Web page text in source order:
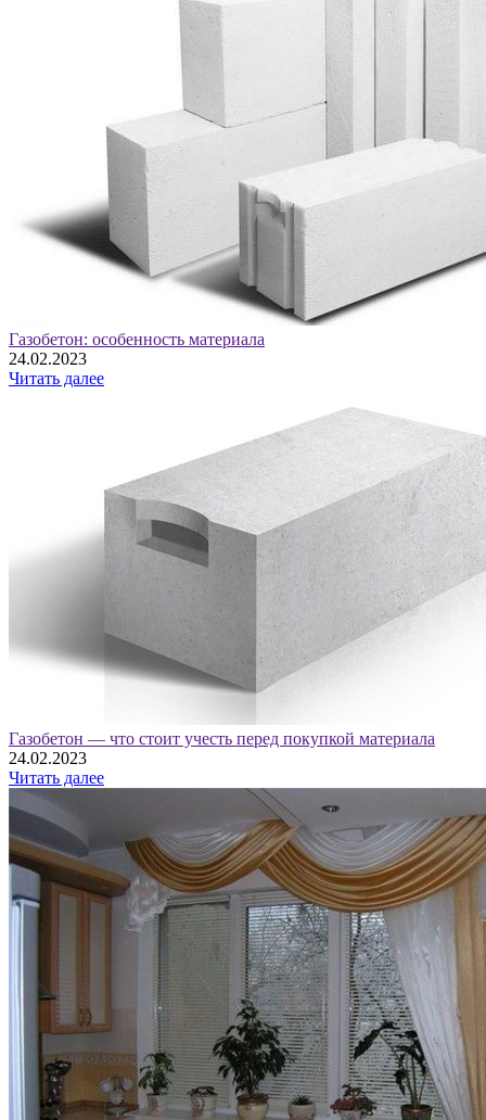
Газобетон: особенность материала
24.02.2023
Читать далее
Газобетон — что стоит учесть перед покупкой материала
24.02.2023
Читать далее